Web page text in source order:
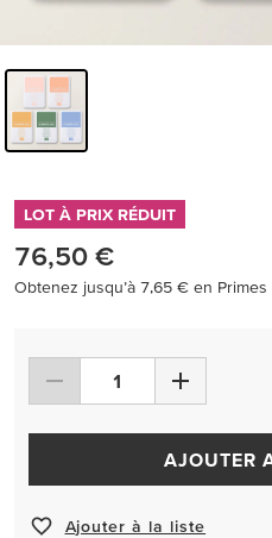
LOT À PRIX RÉDUIT
76,50 €
Obtenez jusqu’à 7,65 € en Primes
AJOUTER
Ajouter à la liste